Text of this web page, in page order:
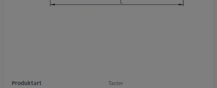
Produktart
Taster